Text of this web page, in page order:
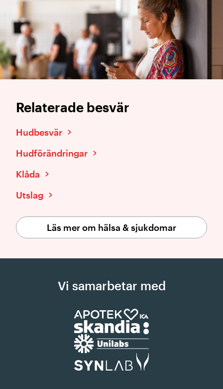
Relaterade besvär
Hudbesvär
Hudförändringar
Klåda
Utslag
Läs mer om hälsa & sjukdomar
Vi samarbetar med